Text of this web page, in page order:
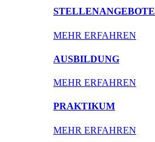
STELLENANGEBOTE
MEHR ERFAHREN
AUSBILDUNG
MEHR ERFAHREN
PRAKTIKUM
MEHR ERFAHREN